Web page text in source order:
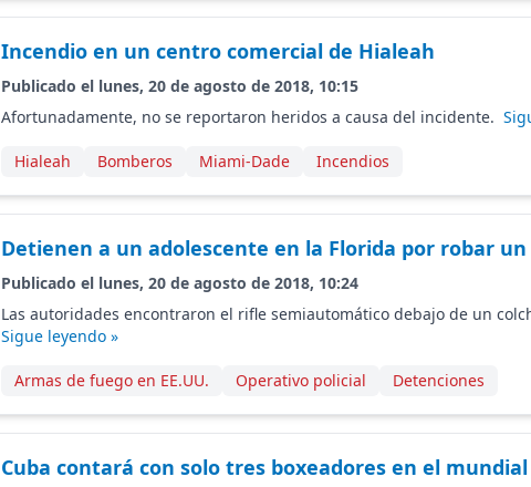
Incendio en un centro comercial de Hialeah
Publicado el lunes, 20 de agosto de 2018, 10:15
Afortunadamente, no se reportaron heridos a causa del incidente.
Hialeah Bomberos Miami-Dade Incendios
Detienen a un adolescente en la Florida por robar un
Publicado el lunes, 20 de agosto de 2018, 10:24
Las autoridades encontraron el rifle semiautomático debajo de un
Sigue leyendo »
Armas de fuego en EE.UU. Operativo policial Detenciones
Cuba contará con solo tres boxeadores en el